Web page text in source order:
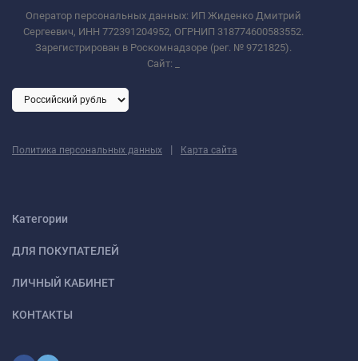
Оператор персональных данных: ИП Жиденко Дмитрий
Сергеевич, ИНН 772391204952, ОГРНИП 318774600583552.
Зарегистрирован в Роскомнадзоре (рег. № 9721825).
Сайт:
Политика персональных данных | Карта сайта
Категории
ДЛЯ ПОКУПАТЕЛЕЙ
ЛИЧНЫЙ КАБИНЕТ
КОНТАКТЫ